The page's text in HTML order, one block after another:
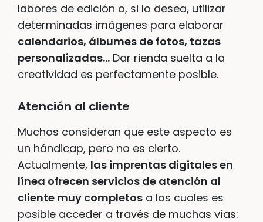
labores de edición o, si lo desea, utilizar
determinadas imágenes para elaborar
calendarios, álbumes de fotos, tazas
personalizadas… Dar rienda suelta a la
creatividad es perfectamente posible.
Atención al cliente
Muchos consideran que este aspecto es
un hándicap, pero no es cierto.
Actualmente, las imprentas digitales en
línea ofrecen servicios de atención al
cliente muy completos a los cuales es
posible acceder a través de muchas vías: